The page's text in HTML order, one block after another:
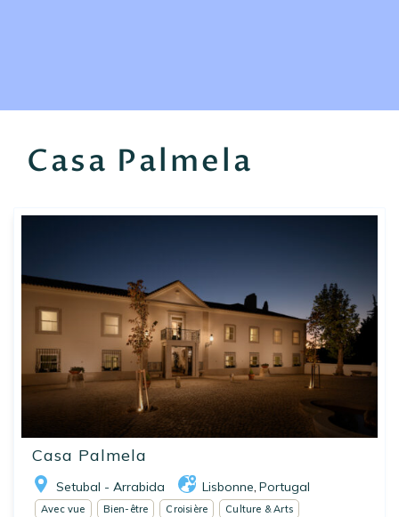
Casa Palmela
Casa Palmela
Setubal - Arrabida Lisbonne Portugal
Avec vue Bien-être Croisière
Culture & Arts